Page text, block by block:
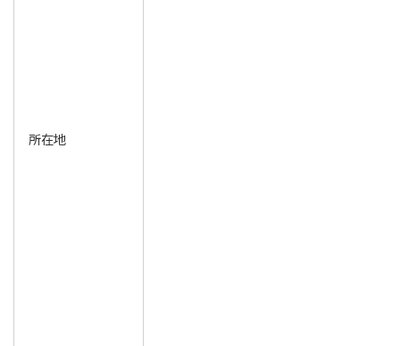
所在地